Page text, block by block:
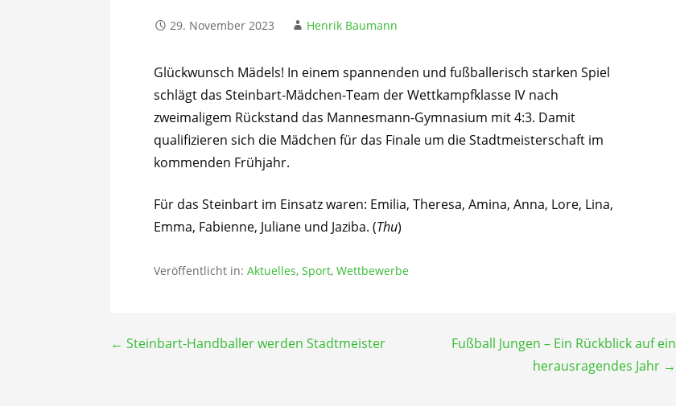
29. November 2023 Henrik Baumann
Glückwunsch Mädels! In einem spannenden und fußballerisch starken Spiel
schlägt das Steinbart-Mädchen-Team der Wettkampfklasse IV nach
zweimaligem Rückstand das Mannesmann-Gymnasium mit 4:3. Damit
qualifizieren sich die Mädchen für das Finale um die Stadtmeisterschaft im
kommenden Frühjahr.
Für das Steinbart im Einsatz waren: Emilia, Theresa, Amina, Anna, Lore, Lina,
Emma, Fabienne, Juliane und Jaziba. (Thu)
Veröffentlicht in:Aktuelles,Sport,Wettbewerbe
Beitragsnavigation
← Steinbart-Handballer werden Stadtmeister
Fußball Jungen – Ein Rückblick auf ein
herausragendes Jahr →